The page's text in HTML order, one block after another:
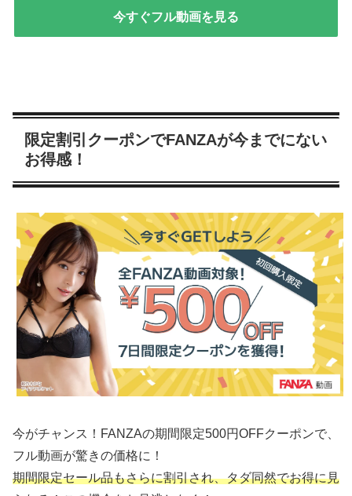
今すぐフル動画を見る
限定割引クーポンでFANZAが今までにない
お得感！
今がチャンス！FANZAの期間限定500円OFFクーポンで、
フル動画が驚きの価格に！
期間限定セール品もさらに割引され、タダ同然でお得に見